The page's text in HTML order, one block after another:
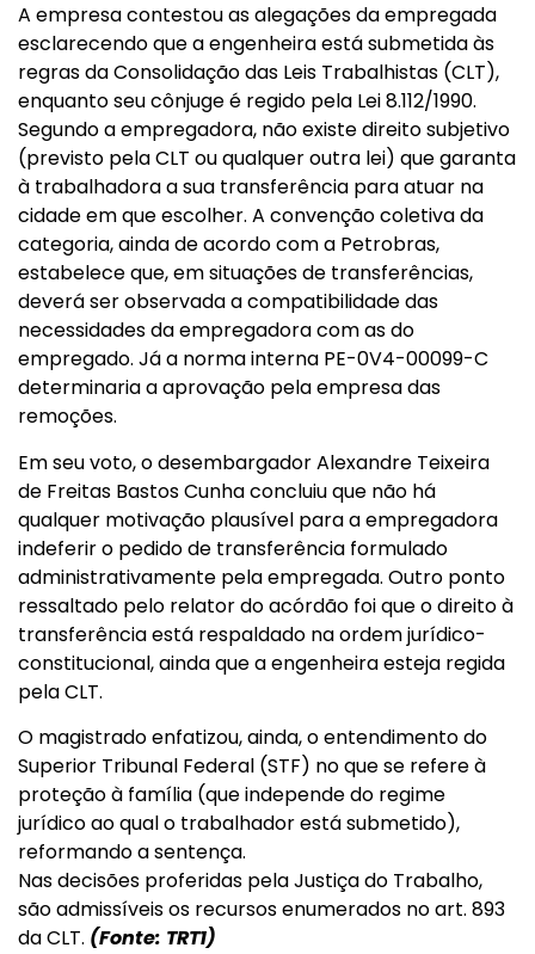
A empresa contestou as alegações da empregada
esclarecendo que a engenheira está submetida às
regras da Consolidação das Leis Trabalhistas (CLT),
enquanto seu cônjuge é regido pela Lei 8.112/1990.
Segundo a empregadora, não existe direito subjetivo
(previsto pela CLT ou qualquer outra lei) que garanta
à trabalhadora a sua transferência para atuar na
cidade em que escolher. A convenção coletiva da
categoria, ainda de acordo com a Petrobras,
estabelece que, em situações de transferências,
deverá ser observada a compatibilidade das
necessidades da empregadora com as do
empregado. Já a norma interna PE-0V4-00099-C
determinaria a aprovação pela empresa das
remoções.
Em seu voto, o desembargador Alexandre Teixeira
de Freitas Bastos Cunha concluiu que não há
qualquer motivação plausível para a empregadora
indeferir o pedido de transferência formulado
administrativamente pela empregada. Outro ponto
ressaltado pelo relator do acórdão foi que o direito à
transferência está respaldado na ordem jurídico-
constitucional, ainda que a engenheira esteja regida
pela CLT.
O magistrado enfatizou, ainda, o entendimento do
Superior Tribunal Federal (STF) no que se refere à
proteção à família (que independe do regime
jurídico ao qual o trabalhador está submetido),
reformando a sentença.
Nas decisões proferidas pela Justiça do Trabalho,
são admissíveis os recursos enumerados no art. 893
da CLT. (Fonte: TRT1)